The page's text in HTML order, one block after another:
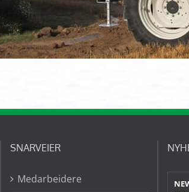
SNARVEIER
Medarbeidere